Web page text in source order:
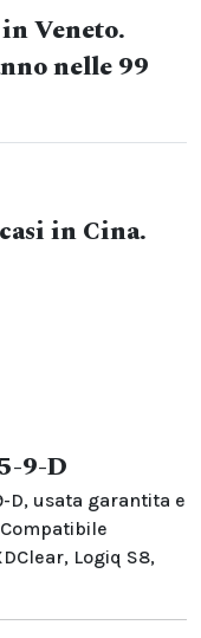
Veneto.
nelle 99
in Cina.
9-D
D, usata garantita e
Logiq S8,